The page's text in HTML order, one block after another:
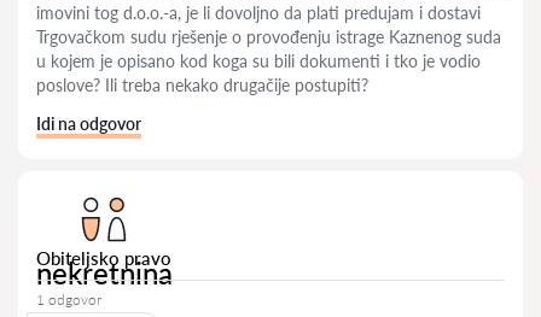
imovini tog d.o.o.-a, je li dovoljno da plati predujam i dostavi
Trgovačkom sudu rješenje o provođenju istrage Kaznenog suda
u kojem je opisano kod koga su bili dokumenti i tko je vodio
poslove? Ili treba nekako drugačije postupiti?
Idi na odgovor
Obiteljsko pravo
nekretnina
1 odgovor